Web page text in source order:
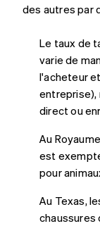
des autres par
Le taux de
varie de
l'acheteur
entreprise),
direct ou
Au
est
pour
Au Texas,
chaussures